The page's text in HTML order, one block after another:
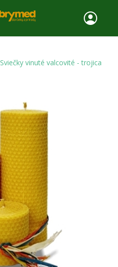
Sviečky vinuté valcovité - trojica